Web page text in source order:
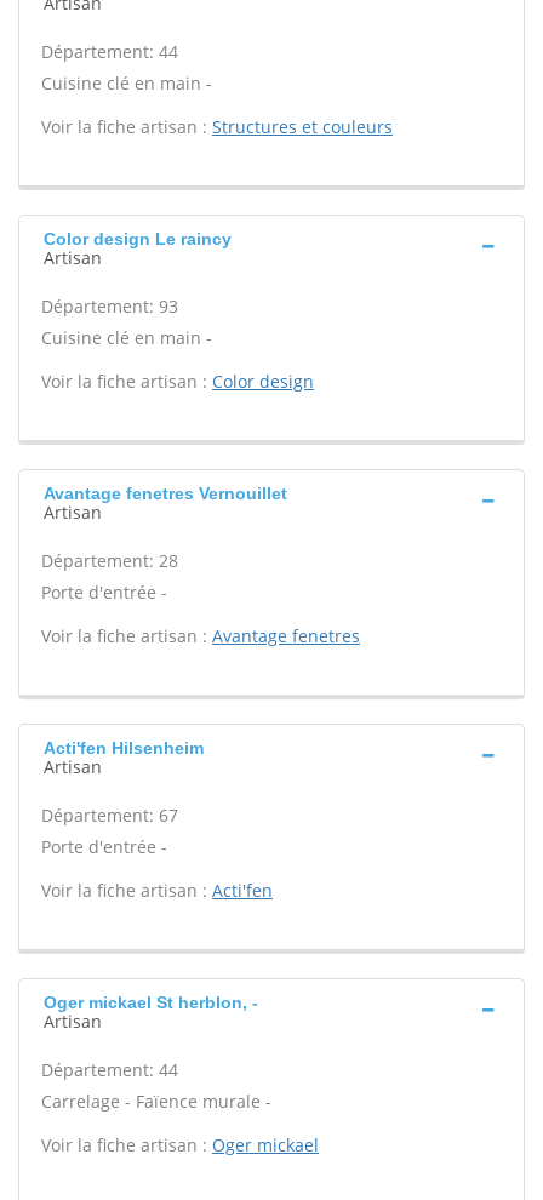
Département: 44
Cuisine clé en main -
Voir la fiche artisan : Structures et couleurs
Color design Le raincy
Artisan
Département: 93
Cuisine clé en main -
Voir la fiche artisan : Color design
Avantage fenetres Vernouillet
Artisan
Département: 28
Porte d'entrée -
Voir la fiche artisan : Avantage fenetres
Acti'fen Hilsenheim
Artisan
Département: 67
Porte d'entrée -
Voir la fiche artisan : Acti'fen
Oger mickael St herblon, -
Artisan
Département: 44
Carrelage - Faïence murale -
Voir la fiche artisan : Oger mickael